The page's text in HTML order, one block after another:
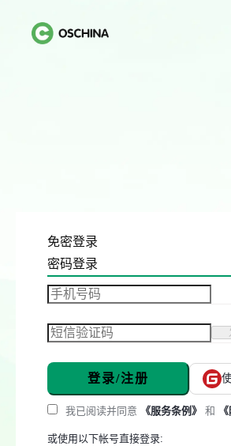
免密登录
密码登录
登录/注册
我已阅读并同意 《服务条例》 和
或使用以下帐号直接登录: